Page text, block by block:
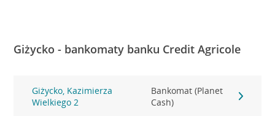
Giżycko - bankomaty banku Credit Agricole
Giżycko, Kazimierza
Wielkiego 2
Bankomat (Planet
Cash)